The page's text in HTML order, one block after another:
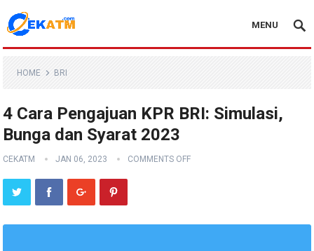
MENU
HOME BRI
4 Cara Pengajuan KPR BRI: Simulasi,
Bunga dan Syarat 2023
CEKATM JAN 06, 2023 COMMENTS OFF